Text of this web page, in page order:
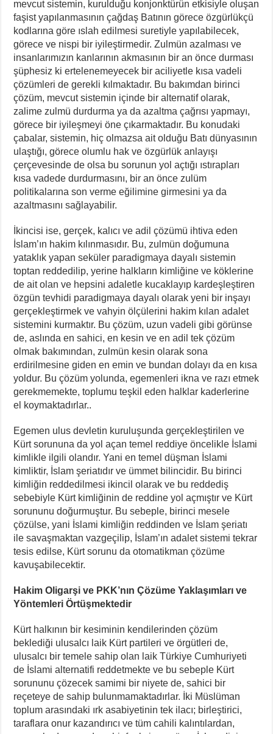
mevcut sistemin, kurulduğu konjonktürün etkisiyle oluşan
faşist yapılanmasının çağdaş Batının görece özgürlükçü
kodlarına göre ıslah edilmesi suretiyle yapılabilecek,
görece ve nispi bir iyileştirmedir. Zulmün azalması ve
insanlarımızın kanlarının akmasının bir an önce durması
şüphesiz ki ertelenemeyecek bir aciliyetle kısa vadeli
çözümleri de gerekli kılmaktadır. Bu bakımdan birinci
çözüm, mevcut sistemin içinde bir alternatif olarak,
zalime zulmü durdurma ya da azaltma çağrısı yapmayı,
görece bir iyileşmeyi öne çıkarmaktadır. Bu konudaki
çabalar, sistemin, hiç olmazsa ait olduğu Batı dünyasının
ulaştığı, görece olumlu hak ve özgürlük anlayışı
çerçevesinde de olsa bu sorunun yol açtığı ıstırapları
kısa vadede durdurmasını, bir an önce zulüm
politikalarına son verme eğilimine girmesini ya da
azaltmasını sağlayabilir.
İkincisi ise, gerçek, kalıcı ve adil çözümü ihtiva eden
İslam’ın hakim kılınmasıdır. Bu, zulmün doğumuna
yataklık yapan seküler paradigmaya dayalı sistemin
toptan reddedilip, yerine halkların kimliğine ve köklerine
de ait olan ve hepsini adaletle kucaklayıp kardeşleştiren
özgün tevhidi paradigmaya dayalı olarak yeni bir inşayı
gerçekleştirmek ve vahyin ölçülerini hakim kılan adalet
sistemini kurmaktır. Bu çözüm, uzun vadeli gibi görünse
de, aslında en sahici, en kesin ve en adil tek çözüm
olmak bakımından, zulmün kesin olarak sona
erdirilmesine giden en emin ve bundan dolayı da en kısa
yoldur. Bu çözüm yolunda, egemenleri ikna ve razı etmek
gerekmemekte, toplumu teşkil eden halklar kaderlerine
el koymaktadırlar..
Egemen ulus devletin kuruluşunda gerçekleştirilen ve
Kürt sorununa da yol açan temel reddiye öncelikle İslami
kimlikle ilgili olandır. Yani en temel düşman İslami
kimliktir, İslam şeriatıdır ve ümmet bilincidir. Bu birinci
kimliğin reddedilmesi ikincil olarak ve bu reddediş
sebebiyle Kürt kimliğinin de reddine yol açmıştır ve Kürt
sorununu doğurmuştur. Bu sebeple, birinci mesele
çözülse, yani İslami kimliğin reddinden ve İslam şeriatı
ile savaşmaktan vazgeçilip, İslam’ın adalet sistemi tekrar
tesis edilse, Kürt sorunu da otomatikman çözüme
kavuşabilecektir.
Hakim Oligarşi ve PKK’nın Çözüme Yaklaşımları ve
Yöntemleri Örtüşmektedir
Kürt halkının bir kesiminin kendilerinden çözüm
beklediği ulusalcı laik Kürt partileri ve örgütleri de,
ulusalcı bir temele sahip olan laik Türkiye Cumhuriyeti
de İslami alternatifi reddetmekte ve bu sebeple Kürt
sorununu çözecek samimi bir niyete de, sahici bir
reçeteye de sahip bulunmamaktadırlar. İki Müslüman
toplum arasındaki ırk asabiyetinin tek ilacı; birleştirici,
taraflara onur kazandırıcı ve tüm cahili kalıntılardan,